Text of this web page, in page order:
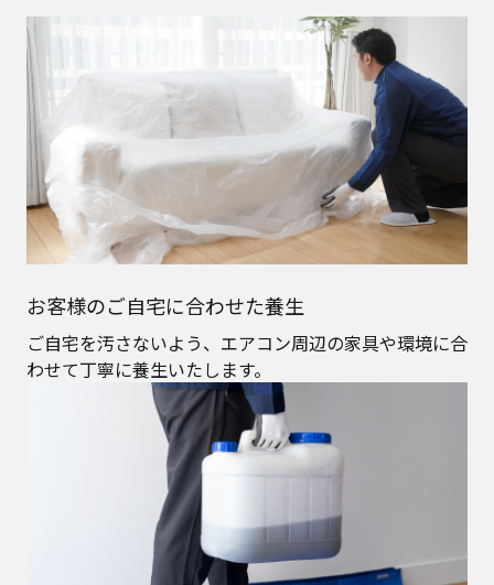
お客様のご自宅に合わせた養生
ご自宅を汚さないよう、エアコン周辺の家具や環境に合
わせて丁寧に養生いたします。